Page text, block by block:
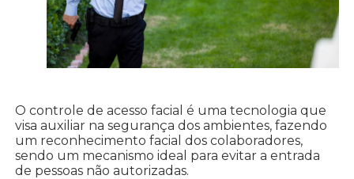
O controle de acesso facial é uma tecnologia que
visa auxiliar na segurança dos ambientes, fazendo
um reconhecimento facial dos colaboradores,
sendo um mecanismo ideal para evitar a entrada
de pessoas não autorizadas.